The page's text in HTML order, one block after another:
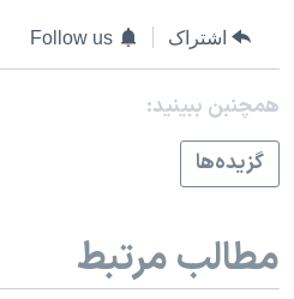
آرشیو پخش زنده
مجموعه مستندهای دادخواهی
چهل سال گروگان‌گیری
اعتراضات مردمی آبان ۹۸
اشتراک Follow us
همچنبن ببینید:
گزيده‌ها
مطالب مرتبط